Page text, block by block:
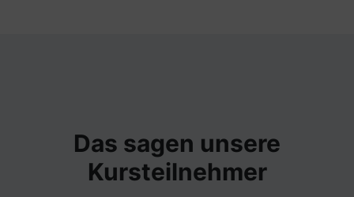
Das sagen unsere
Kursteilnehmer